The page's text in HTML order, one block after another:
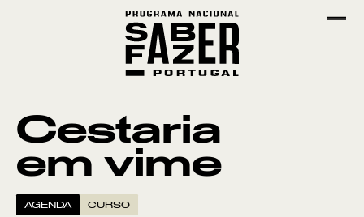
Cestaria
em vime
AGENDA CURSO